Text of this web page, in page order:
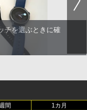
チを選ぶときに確
間 1カ月